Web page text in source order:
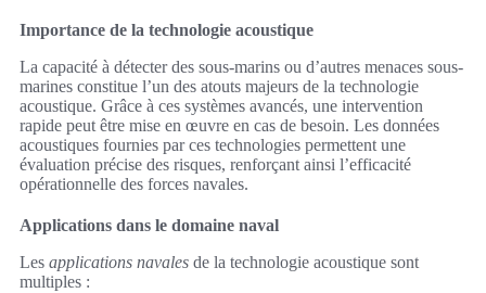
Importance de la technologie acoustique
La capacité à détecter des sous-marins ou d’autres menaces sous-
marines constitue l’un des atouts majeurs de la technologie
acoustique. Grâce à ces systèmes avancés, une intervention
rapide peut être mise en œuvre en cas de besoin. Les données
acoustiques fournies par ces technologies permettent une
évaluation précise des risques, renforçant ainsi l’efficacité
opérationnelle des forces navales.
Applications dans le domaine naval
Les applications navales de la technologie acoustique sont
multiples :